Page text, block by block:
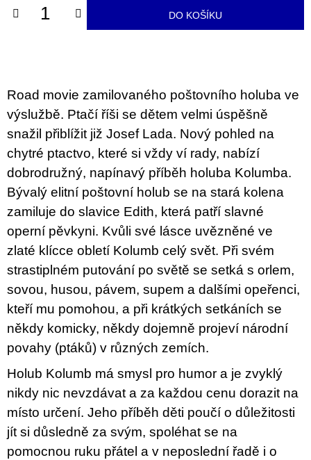
DO KOŠÍKU
Road movie zamilovaného poštovního holuba ve
výslužbě. Ptačí říši se dětem velmi úspěšně
snažil přiblížit již Josef Lada. Nový pohled na
chytré ptactvo, které si vždy ví rady, nabízí
dobrodružný, napínavý příběh holuba Kolumba.
Bývalý elitní poštovní holub se na stará kolena
zamiluje do slavice Edith, která patří slavné
operní pěvkyni. Kvůli své lásce uvězněné ve
zlaté klícce obletí Kolumb celý svět. Při svém
strastiplném putování po světě se setká s orlem,
sovou, husou, pávem, supem a dalšími opeřenci,
kteří mu pomohou, a při krátkých setkáních se
někdy komicky, někdy dojemně projeví národní
povahy (ptáků) v různých zemích.
Holub Kolumb má smysl pro humor a je zvyklý
nikdy nic nevzdávat a za každou cenu dorazit na
místo určení. Jeho příběh děti poučí o důležitosti
jít si důsledně za svým, spoléhat se na
pomocnou ruku přátel a v neposlední řadě i o
m
e
Kč